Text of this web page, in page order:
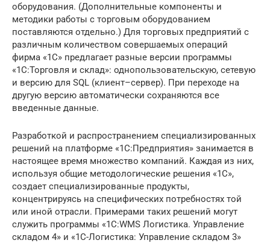
оборудования. (Дополнительные компоненты и
методики работы с торговым оборудованием
поставляются отдельно.) Для торговых предприятий с
различным количеством совершаемых операций
фирма «1С» предлагает разные версии программы
«1С:Торговля и склад»: однопользовательскую, сетевую
и версию для SQL (клиент–сервер). При переходе на
другую версию автоматически сохраняются все
введенные данные.
Разработкой и распространением специализированных
решений на платформе «1С:Предприятия» занимается в
настоящее время множество компаний. Каждая из них,
используя общие методологические решения «1С»,
создает специализированные продукты,
концентрируясь на специфических потребностях той
или иной отрасли. Примерами таких решений могут
служить программы «1С:WMS Логистика. Управление
складом 4» и «1С-Логистика: Управление складом 3»